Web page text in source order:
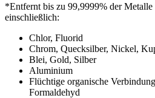
*Entfernt bis zu 99,9999% der
einschließlich:
Chlor, Fluorid
Chrom, Quecksilber, Nickel,
Blei, Gold, Silber
Aluminium
Flüchtige organische
Formaldehyd